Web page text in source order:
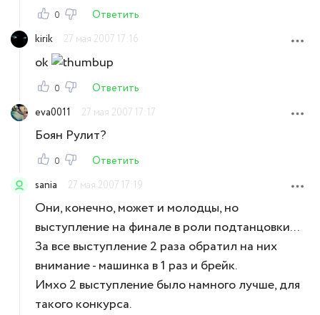
0
Ответить
kirik
27 мая 2007 17:16
ok
0
Ответить
eva0011
27 мая 2007 17:17
Боян Рулит?
0
Ответить
sania
27 мая 2007 17:19
Они, конечно, может и молодцы, но
выступление на финале в роли подтанцовки...
За все выступление 2 раза обратил на них
внимание - машинка в 1 раз и брейк.
Имхо 2 выступление было намного лучше, для
такого конкурса.